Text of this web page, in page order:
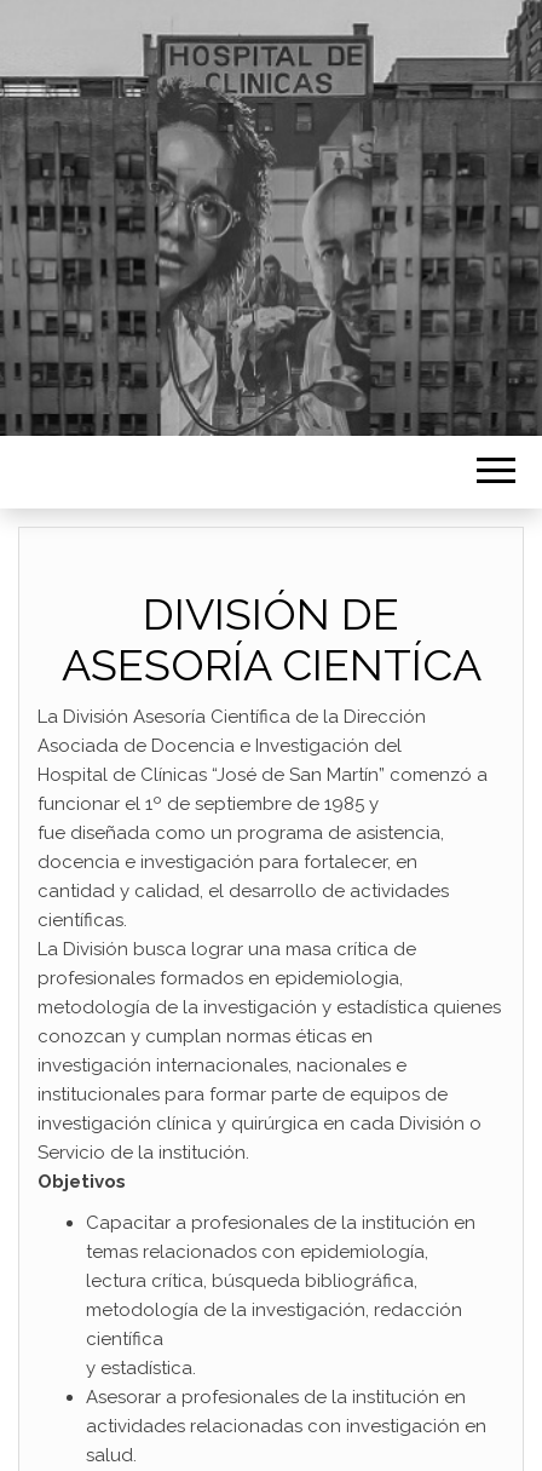
DIVISIÓN DE
ASESORÍA CIENTÍCA
La División Asesoría Científica de la Dirección
Asociada de Docencia e Investigación del
Hospital de Clínicas “José de San Martín” comenzó a
funcionar el 1º de septiembre de 1985 y
fue diseñada como un programa de asistencia,
docencia e investigación para fortalecer, en
cantidad y calidad, el desarrollo de actividades
científicas.
La División busca lograr una masa crítica de
profesionales formados en epidemiologia,
metodología de la investigación y estadística quienes
conozcan y cumplan normas éticas en
investigación internacionales, nacionales e
institucionales para formar parte de equipos de
investigación clínica y quirúrgica en cada División o
Servicio de la institución.
Objetivos
Capacitar a profesionales de la institución en
temas relacionados con epidemiología,
lectura crítica, búsqueda bibliográfica,
metodología de la investigación, redacción
científica
y estadística.
Asesorar a profesionales de la institución en
actividades relacionadas con investigación en
salud.